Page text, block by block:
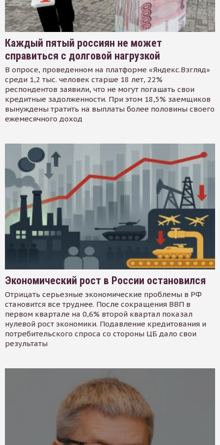
Каждый пятый россиян не может
справиться с долговой нагрузкой
В опросе, проведенном на платформе «Яндекс.Взгляд»
среди 1,2 тыс. человек старше 18 лет, 22%
респондентов заявили, что не могут погашать свои
кредитные задолженности. При этом 18,5% заемщиков
вынуждены тратить на выплаты более половины своего
ежемесячного доход
Экономический рост в России остановился
Отрицать серьезные экономические проблемы в РФ
становится все труднее. После сокращения ВВП в
первом квартале на 0,6% второй квартал показал
нулевой рост экономики. Подавление кредитования и
потребительского спроса со стороны ЦБ дало свои
результаты